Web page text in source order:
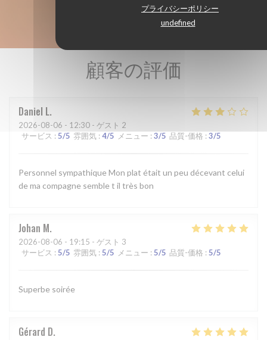
プライバシーポリシー
undefined
顧客の評価
Daniel L
2026-08-06 - 12:30 - ゲスト 2
サービス : 5/5 雰囲気 : 4/5 メニュー : 3/5 品質-価格 : 3/5
Personnel sympathique Mon plat était un peu décevant celui
de ma compagne semble t il très bon
Johan M
2026-08-06 - 19:15 - ゲスト 3
サービス : 5/5 雰囲気 : 5/5 メニュー : 5/5 品質-価格 : 5/5
Superbe soirée
Gérard D